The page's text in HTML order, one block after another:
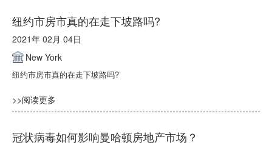
纽约市房市真的在走下坡路吗?
2021年 02月 04日
New York
纽约市房市真的在走下坡路吗?
>>阅读更多
冠状病毒如何影响曼哈顿房地产市场？